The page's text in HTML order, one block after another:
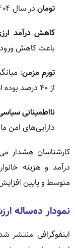
تومان در سال ۱۴۰۴ رسیده است.
کاهش درآمد
باعث کاهش
تورم مزمن:
از ۴۰ درصد بوده است.
نااطمینانی
دارایی‌های امن
کارشناسان هشدار
درآمد و هزینه
متوسط و پایین
نمودار ده‌ساله
اینفوگرافی